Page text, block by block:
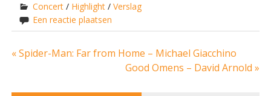
Concert / Highlight /Verslag
Een reactie plaatsen
Bericht
« Spider-Man: Far from Home – Michael Giacchino
Good Omens – David Arnold »